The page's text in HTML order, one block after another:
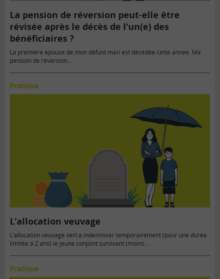
La pension de réversion peut-elle être
révisée après le décès de l’un(e) des
bénéficiaires ?
La première épouse de mon défunt mari est décédée cette année. Ma
pension de réversion...
Pratique
L’allocation veuvage
L’allocation veuvage sert à indemniser temporairement (pour une durée
limitée à 2 ans) le jeune conjoint survivant (moins…
Pratique